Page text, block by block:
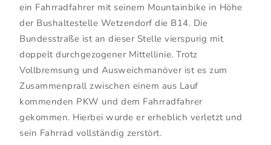
ein Fahrradfahrer mit seinem Mountainbike in Höhe
der Bushaltestelle Wetzendorf die B14. Die
Bundesstraße ist an dieser Stelle vierspurig mit
doppelt durchgezogener Mittellinie. Trotz
Vollbremsung und Ausweichmanöver ist es zum
Zusammenprall zwischen einem aus Lauf
kommenden PKW und dem Fahrradfahrer
gekommen. Hierbei wurde er erheblich verletzt und
sein Fahrrad vollständig zerstört.